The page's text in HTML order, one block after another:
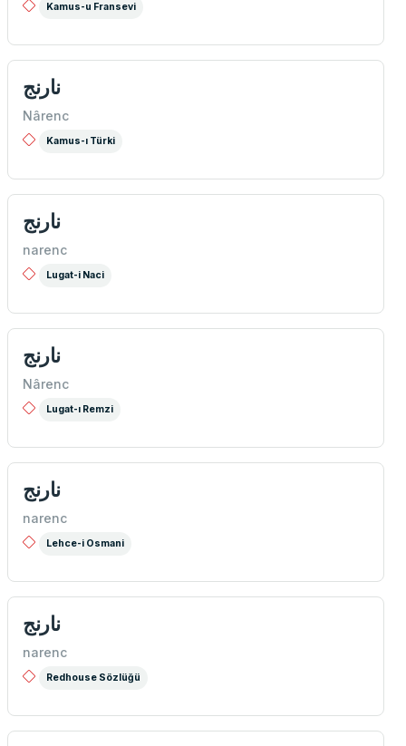
Kamus-u Fransevi
نارنج
Nârenc
Kamus-ı Türki
نارنج
narenc
Lugat-i Naci
نارنج
Nârenc
Lugat-ı Remzi
نارنج
narenc
Lehce-i Osmani
نارنج
narenc
Redhouse Sözlüğü